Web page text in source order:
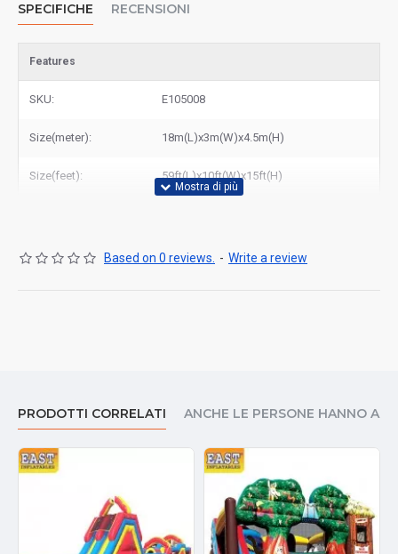
SPECIFICHE RECENSIONI
Features
SKU: E105008
Size(meter): 18m(L)x3m(W)x4.5m(H)
Size(feet): 59ft(L)x10ft(W)x15ft(H)
Based on 0 reviews. - Write a review
PRODOTTI CORRELATI ANCHE LE PERSONE HANNO